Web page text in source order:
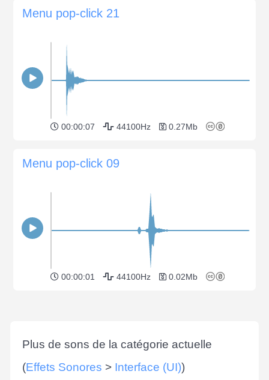
Menu pop-click 21
00:00:07 44100Hz 0.27Mb
Menu pop-click 09
00:00:01 44100Hz 0.02Mb
Plus de sons de la catégorie actuelle
(Effets Sonores > Interface (UI))